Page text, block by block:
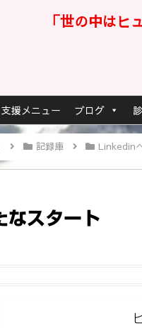
「世の中はヒ
支援メニュー ブログ
記録庫 Linkedin
なスタート